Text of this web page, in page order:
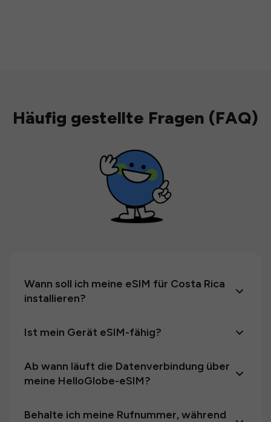
Häufig gestellte Fragen (FAQ)
Wann soll ich meine eSIM für Costa Rica
installieren?
Ist mein Gerät eSIM-fähig?
Ab wann läuft die Datenverbindung über
meine HelloGlobe-eSIM?
Behalte ich meine Rufnummer, während